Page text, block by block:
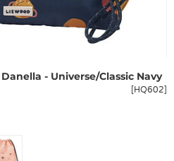
- Universe/Classic Navy
[HQ602]